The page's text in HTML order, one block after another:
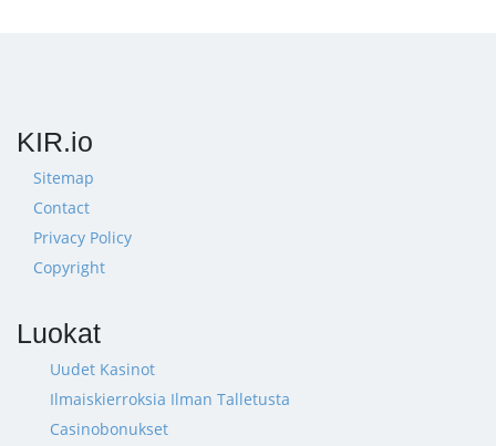
KIR.io
Sitemap
Contact
Privacy Policy
Copyright
Luokat
Uudet Kasinot
Ilmaiskierroksia Ilman Talletusta
Casinobonukset